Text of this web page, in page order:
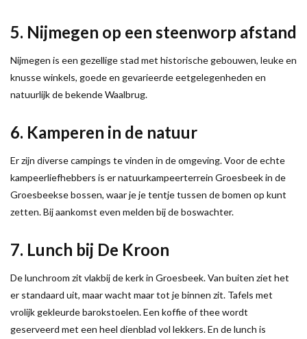
5. Nijmegen op een steenworp afstand
Nijmegen is een gezellige stad met historische gebouwen, leuke en
knusse winkels, goede en gevarieerde eetgelegenheden en
natuurlijk de bekende Waalbrug.
6. Kamperen in de natuur
Er zijn diverse campings te vinden in de omgeving. Voor de echte
kampeerliefhebbers is er natuurkampeerterrein Groesbeek in de
Groesbeekse bossen, waar je je tentje tussen de bomen op kunt
zetten. Bij aankomst even melden bij de boswachter.
7. Lunch bij De Kroon
De lunchroom zit vlakbij de kerk in Groesbeek. Van buiten ziet het
er standaard uit, maar wacht maar tot je binnen zit. Tafels met
vrolijk gekleurde barokstoelen. Een koffie of thee wordt
geserveerd met een heel dienblad vol lekkers. En de lunch is